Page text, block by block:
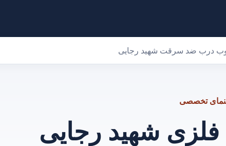
درب ضد سرقت شهید رجایی
تخصصی
شهید رجایی